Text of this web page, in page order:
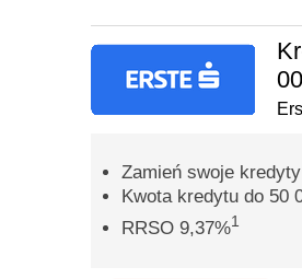
Zamień swoje
Kwota kredytu do 50
RRSO 9,37%1